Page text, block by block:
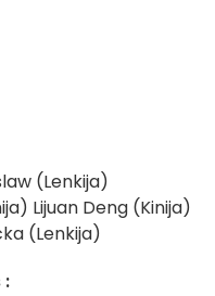
(Lenkija)
Lijuan Deng (Kinija)
(Lenkija)
: